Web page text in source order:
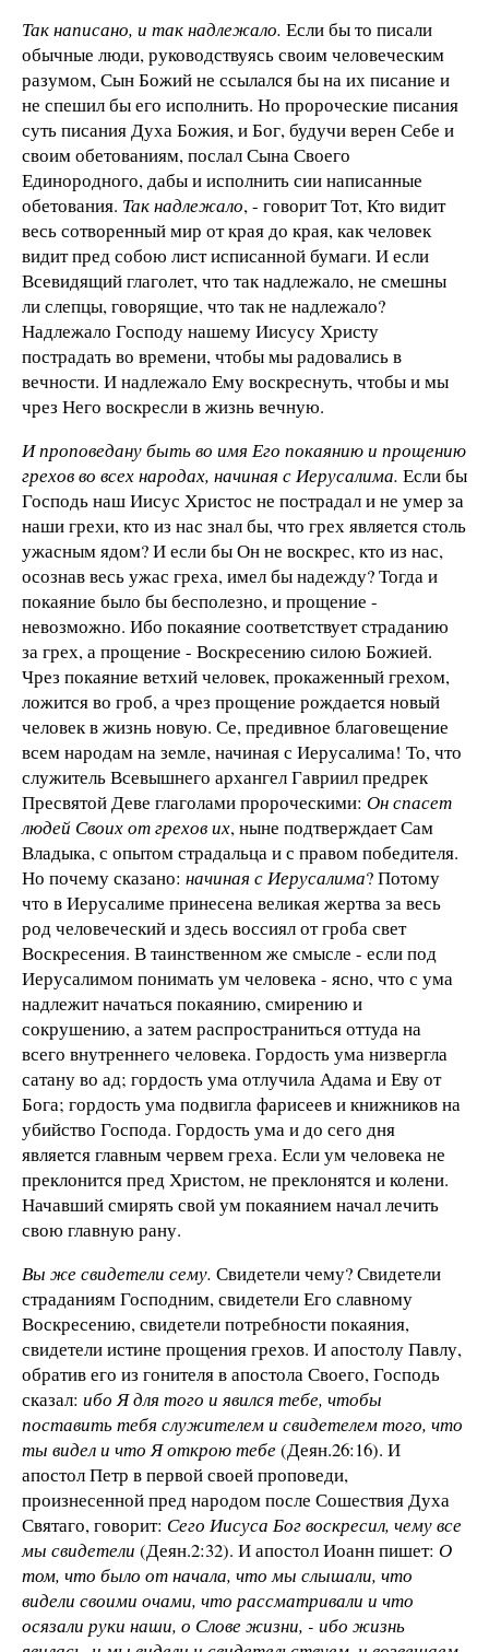
Так написано, и так надлежало. Если бы то писали
обычные люди, руководствуясь своим человеческим
разумом, Сын Божий не ссылался бы на их писание и
не спешил бы его исполнить. Но пророческие писания
суть писания Духа Божия, и Бог, будучи верен Себе и
своим обетованиям, послал Сына Своего
Единородного, дабы и исполнить сии написанные
обетования. Так надлежало, - говорит Тот, Кто видит
весь сотворенный мир от края до края, как человек
видит пред собою лист исписанной бумаги. И если
Всевидящий глаголет, что так надлежало, не смешны
ли слепцы, говорящие, что так не надлежало?
Надлежало Господу нашему Иисусу Христу
пострадать во времени, чтобы мы радовались в
вечности. И надлежало Ему воскреснуть, чтобы и мы
чрез Него воскресли в жизнь вечную.
И проповедану быть во имя Его покаянию и прощению
грехов во всех народах, начиная с Иерусалима. Если бы
Господь наш Иисус Христос не пострадал и не умер за
наши грехи, кто из нас знал бы, что грех является столь
ужасным ядом? И если бы Он не воскрес, кто из нас,
осознав весь ужас греха, имел бы надежду? Тогда и
покаяние было бы бесполезно, и прощение -
невозможно. Ибо покаяние соответствует страданию
за грех, а прощение - Воскресению силою Божией.
Чрез покаяние ветхий человек, прокаженный грехом,
ложится во гроб, а чрез прощение рождается новый
человек в жизнь новую. Се, предивное благовещение
всем народам на земле, начиная с Иерусалима! То, что
служитель Всевышнего архангел Гавриил предрек
Пресвятой Деве глаголами пророческими: Он спасет
людей Своих от грехов их, ныне подтверждает Сам
Владыка, с опытом страдальца и с правом победителя.
Но почему сказано: начиная с Иерусалима? Потому
что в Иерусалиме принесена великая жертва за весь
род человеческий и здесь воссиял от гроба свет
Воскресения. В таинственном же смысле - если под
Иерусалимом понимать ум человека - ясно, что с ума
надлежит начаться покаянию, смирению и
сокрушению, а затем распространиться оттуда на
всего внутреннего человека. Гордость ума низвергла
сатану во ад; гордость ума отлучила Адама и Еву от
Бога; гордость ума подвигла фарисеев и книжников на
убийство Господа. Гордость ума и до сего дня
является главным червем греха. Если ум человека не
преклонится пред Христом, не преклонятся и колени.
Начавший смирять свой ум покаянием начал лечить
свою главную рану.
Вы же свидетели сему. Свидетели чему? Свидетели
страданиям Господним, свидетели Его славному
Воскресению, свидетели потребности покаяния,
свидетели истине прощения грехов. И апостолу Павлу,
обратив его из гонителя в апостола Своего, Господь
сказал: ибо Я для того и явился тебе, чтобы
поставить тебя служителем и свидетелем того, что
ты видел и что Я открою тебе(Деян.26:16). И
апостол Петр в первой своей проповеди,
произнесенной пред народом после Сошествия Духа
Святаго, говорит: Сего Иисуса Бог воскресил, чему все
мы свидетели (Деян.2:32). И апостол Иоанн пишет: О
том, что было от начала, что мы слышали, что
видели своими очами, что рассматривали и что
осязали руки наши, о Слове жизни, - ибо жизнь